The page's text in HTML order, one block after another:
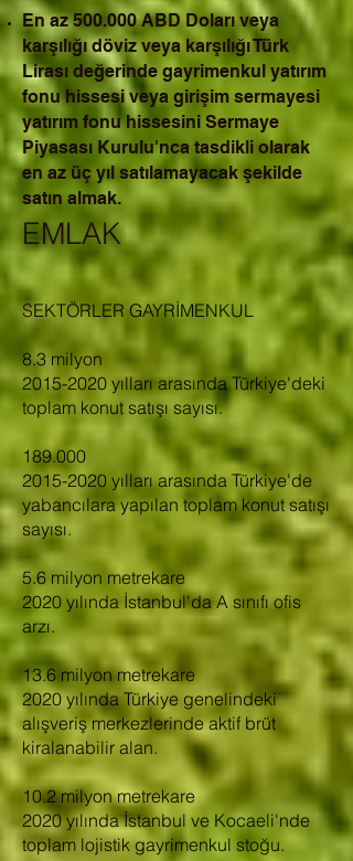
En az 500.000 ABD Doları veya
karşılığı döviz veya karşılığı Türk
Lirası değerinde gayrimenkul yatırım
fonu hissesi veya girişim sermayesi
yatırım fonu hissesini Sermaye
Piyasası Kurulu'nca tasdikli olarak
en az üç yıl satılamayacak şekilde
satın almak.
EMLAK
SEKTÖRLER GAYRİMENKUL
8.3 milyon
2015-2020 yılları arasında Türkiye'deki
toplam konut satışı sayısı.
189.000
2015-2020 yılları arasında Türkiye'de
yabancılara yapılan toplam konut satışı
sayısı.
5.6 milyon metrekare
2020 yılında İstanbul'da A sınıfı ofis
arzı.
13.6 milyon metrekare
2020 yılında Türkiye genelindeki
alışveriş merkezlerinde aktif brüt
kiralanabilir alan.
10.2 milyon metrekare
2020 yılında İstanbul ve Kocaeli'nde
toplam lojistik gayrimenkul stoğu.